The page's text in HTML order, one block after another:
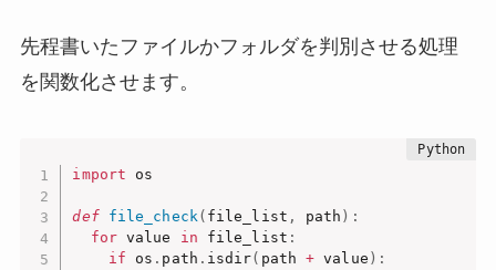
先程書いたファイルかフォルダを判別させる処理
を関数化させます。
import os
def file_check( file_list , path ) :
for value in file_list :
if os . path . isdir( path + value ) :